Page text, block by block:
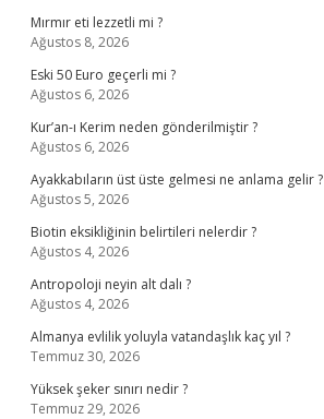
Mırmır eti lezzetli mi ?
Ağustos 8, 2026
Eski 50 Euro geçerli mi ?
Ağustos 6, 2026
Kur’an-ı Kerim neden gönderilmiştir ?
Ağustos 6, 2026
Ayakkabıların üst üste gelmesi ne anlama gelir ?
Ağustos 5, 2026
Biotin eksikliğinin belirtileri nelerdir ?
Ağustos 4, 2026
Antropoloji neyin alt dalı ?
Ağustos 4, 2026
Almanya evlilik yoluyla vatandaşlık kaç yıl ?
Temmuz 30, 2026
Yüksek şeker sınırı nedir ?
Temmuz 29, 2026